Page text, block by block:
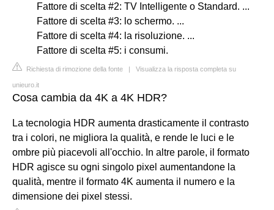
Fattore di scelta #2: TV Intelligente o Standard. ...
Fattore di scelta #3: lo schermo. ...
Fattore di scelta #4: la risoluzione. ...
Fattore di scelta #5: i consumi.
Richiesta di rimozione della fonte | Visualizza la risposta completa su
unieuro.it
Cosa cambia da 4K a 4K HDR?
La tecnologia HDR aumenta drasticamente il contrasto
tra i colori, ne migliora la qualità, e rende le luci e le
ombre più piacevoli all'occhio. In altre parole, il formato
HDR agisce su ogni singolo pixel aumentandone la
qualità, mentre il formato 4K aumenta il numero e la
dimensione dei pixel stessi.